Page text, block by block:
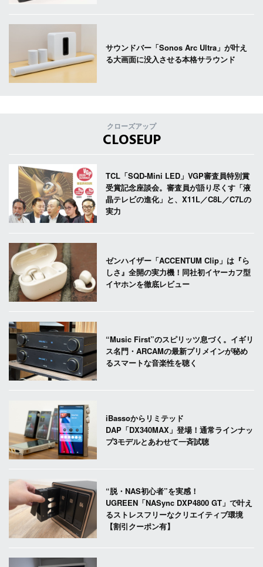
サウンドバー「Sonos Arc Ultra」が叶え
る大画面に没入させる本格サラウンド
クローズアップ
CLOSEUP
TCL「SQD-Mini LED」VGP審査員特別賞
受賞記念座談会。審査員が語り尽くす「液
晶テレビの進化」と、X11L／C8L／C7Lの
実力
ゼンハイザー「ACCENTUM Clip」は『ら
しさ』全開の実力機！同社初イヤーカフ型
イヤホンを徹底レビュー
“Music First”のスピリッツ息づく。イギリ
ス名門・ARCAMの最新プリメインが秘め
るスマートな音楽性を聴く
iBassoからリミテッド
DAP「DX340MAX」登場！通常ラインナッ
プ3モデルとあわせて一斉試聴
“脱・NAS初心者”を実感！
UGREEN「NASync DXP4800 GT」で叶え
るストレスフリーなクリエイティブ環境
【割引クーポン有】